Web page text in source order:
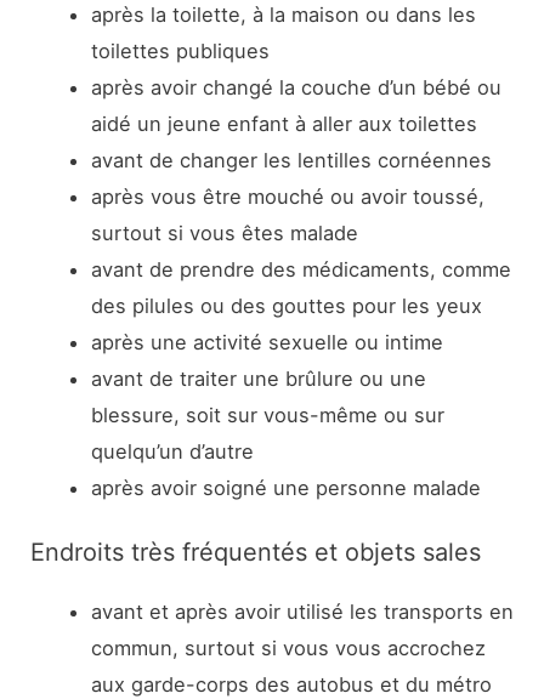
après la toilette, à la maison ou dans les
toilettes publiques
après avoir changé la couche d’un bébé ou
aidé un jeune enfant à aller aux toilettes
avant de changer les lentilles cornéennes
après vous être mouché ou avoir toussé,
surtout si vous êtes malade
avant de prendre des médicaments, comme
des pilules ou des gouttes pour les yeux
après une activité sexuelle ou intime
avant de traiter une brûlure ou une
blessure, soit sur vous-même ou sur
quelqu’un d’autre
après avoir soigné une personne malade
Endroits très fréquentés et objets sales
avant et après avoir utilisé les transports en
commun, surtout si vous vous accrochez
aux garde-corps des autobus et du métro